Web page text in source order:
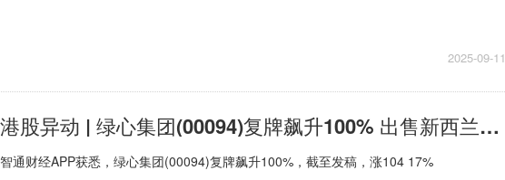
2025-09-11
港股异动 | 绿心集团(00094)复牌飙升100% 出售新西兰林地资产 拟派特别息每股1港仙
智通财经APP获悉，绿心集团(00094)复牌飙升100%，截至发稿，涨104 17%